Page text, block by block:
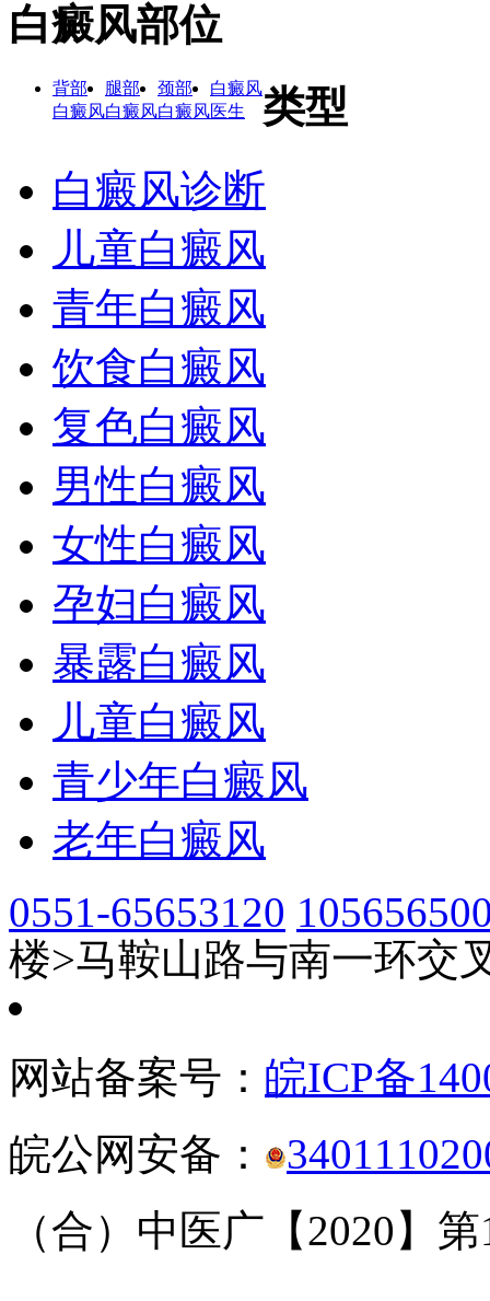
白癜风部位
背部
白癜风
腿部
白癜风
颈部
白癜风
白癜风
医生
类型
白癜风诊断
儿童白癜风
青年白癜风
饮食白癜风
复色白癜风
男性白癜风
女性白癜风
孕妇白癜风
暴露白癜风
儿童白癜风
青少年白癜风
老年白癜风
0551-65653120
楼>马鞍山路与南一环交
网站备案号： 皖ICP备
皖公网安备：
（合）中医广【2020】